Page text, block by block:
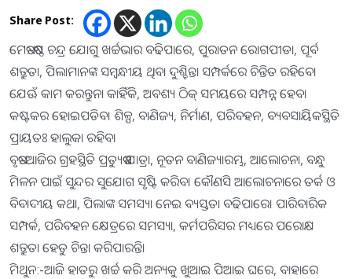
Share Post:
ମେଷ:-ଷଷ୍ଠ ଚନ୍ଦ୍ର ଯୋଗୁ ଖର୍ଚ୍ଚଭାର ବଢିପାରେ, ପୁରାତନ ରୋଗପୀଡା, ପୂର୍ବ
ଶତ୍ରୁତା, ପିଲାମାନଙ୍କ ସମ୍ବନ୍ଧୀୟ ଥିବା ଦୁଶ୍ଚିନ୍ତା ସମ୍ପର୍କରେ ଚିନ୍ତିତ ରହିବେ।
ଯେଊଁ କାମ କରନ୍ତୁନା କାହିଁକି, ଅବଶ୍ୟ ଠିକ୍‌ ସମୟରେ ସମ୍ପନ୍ନ ହେବା
କଷ୍ଟକର ହୋଇପଡିବ। ଶିଳ୍ପ, ବାଣିଜ୍ୟ, ନିର୍ମାଣ, ପରିବହନ, ବ୍ୟବସାୟିକସ୍ଥିତି
ପ୍ରାୟତଃ ହାଲୁକା ରହିବ।
ବୃଷ:-ଆଜିର ଗ୍ରହସ୍ଥିତି ପ୍ରତ୍ୟୁଷ ଯାତ୍ରା, ନୂତନ ବାଣିଜ୍ୟାରମ୍ଭ, ଆଲୋଚନା, ବନ୍ଧୁ
ମିଳନ ପାଇଁ ସୁନ୍ଦର ସୁଯୋଗ ସୃଷ୍ଟି କରିବ। କୌଣସି ଆଲୋଚନାରେ ତର୍କ ଓ
ବିବାଦୀୟ କଥା, ପିଲାଙ୍କ ସମସ୍ୟା ନେଇ ବ୍ୟସ୍ତତା ବଢିପାରେ। ପାରିବାରିକ
ସମ୍ପର୍କ, ପରିବହନ କ୍ଷେତ୍ରରେ ସମସ୍ୟା, କର୍ମପରିସର ମଧ୍ୟରେ ପରୋକ୍ଷ
ଶତ୍ରୁତା ହେତୁ ଚିନ୍ତା କରିପାରନ୍ତି।
ମିଥୁନ:-ଆଜି ହାତରୁ ଖର୍ଚ୍ଚ କରି ଅନ୍ୟକୁ ଖୁଆଇ ପିଆଇ ଘରେ, ବାହାରେ